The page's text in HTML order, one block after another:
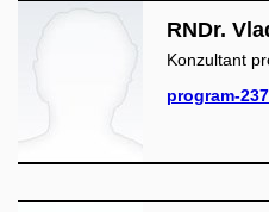
RNDr.
Konzultant
program-